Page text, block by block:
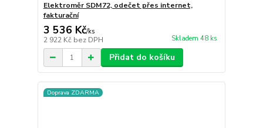
Elektroměr SDM72, odečet přes internet,
fakturační
3 536 Kč/ks
2 922 Kč bez DPH Skladem 48 ks
Přidat do košíku
Doprava ZDARMA